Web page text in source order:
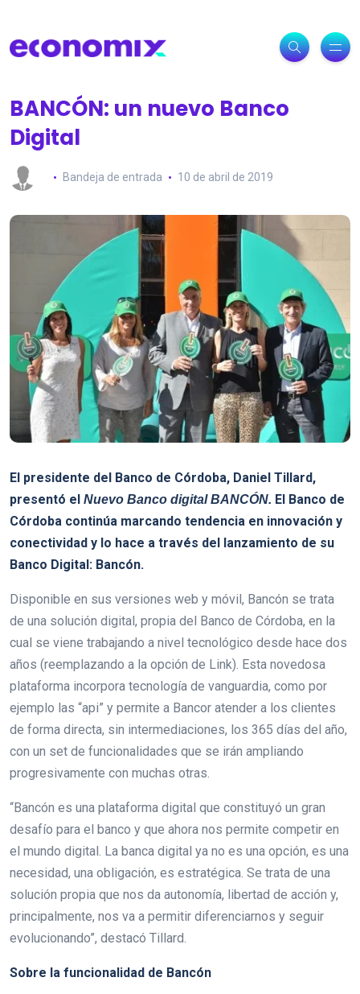
BANCÓN: un nuevo Banco
Digital
Bandeja de entrada 10 de abril de 2019
El presidente del Banco de Córdoba, Daniel Tillard,
presentó el Nuevo Banco digital BANCÓN. El Banco de
Córdoba continúa marcando tendencia en innovación y
conectividad y lo hace a través del lanzamiento de su
Banco Digital: Bancón.
Disponible en sus versiones web y móvil, Bancón se trata
de una solución digital, propia del Banco de Córdoba, en la
cual se viene trabajando a nivel tecnológico desde hace dos
años (reemplazando a la opción de Link). Esta novedosa
plataforma incorpora tecnología de vanguardia, como por
ejemplo las “api” y permite a Bancor atender a los clientes
de forma directa, sin intermediaciones, los 365 días del año,
con un set de funcionalidades que se irán ampliando
progresivamente con muchas otras.
“Bancón es una plataforma digital que constituyó un gran
desafío para el banco y que ahora nos permite competir en
el mundo digital. La banca digital ya no es una opción, es una
necesidad, una obligación, es estratégica. Se trata de una
solución propia que nos da autonomía, libertad de acción y,
principalmente, nos va a permitir diferenciarnos y seguir
evolucionando”, destacó Tillard.
Sobre la funcionalidad de Bancón